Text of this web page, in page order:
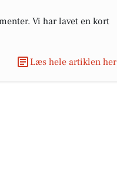
Vi har lavet en kort
Læs hele artiklen her